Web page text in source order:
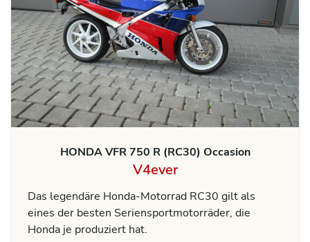
HONDA VFR 750 R (RC30) Occasion
V4ever
Das legendäre Honda-Motorrad RC30 gilt als
eines der besten Seriensportmotorräder, die
Honda je produziert hat.